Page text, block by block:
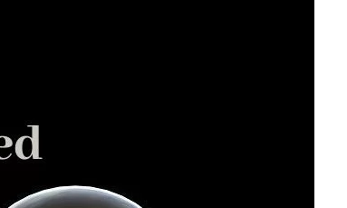
コピー対策(5)